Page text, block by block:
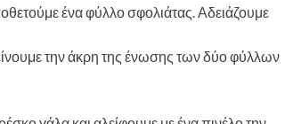
ένα φύλλο σφολιάτας. Αδειάζουμε
την άκρη της ένωσης των δύο φύλλων